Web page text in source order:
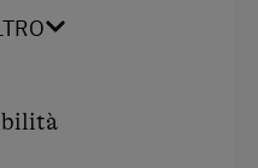
letto a due piazze,